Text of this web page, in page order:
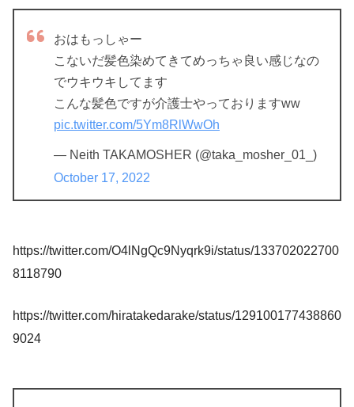
おはもっしゃー
こないだ髪色染めてきてめっちゃ良い感じなの
でウキウキしてます
こんな髪色ですが介護士やっておりますww
pic.twitter.com/5Ym8RlWwOh
— Neith TAKAMOSHER (@taka_mosher_01_)
October 17, 2022
https://twitter.com/O4lNgQc9Nyqrk9i/status/133702022700
8118790
https://twitter.com/hiratakedarake/status/129100177438860
9024